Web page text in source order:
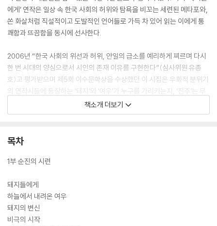
에게’ 연작은 일상 속 한국 사회의 허위와 탐욕을 비꼬는 세련된 메타포와,
쏜 화살처럼 직설적이고 도발적인 언어들로 가득 차 있어 읽는 이에게 통
쾌함과 뜨끔함을 동시에 선사한다.
2006년 “한국 사회의 위선과 허위, 안일의 급소를 예리하게 찌르며 다시
한 번 시대의 양심으로서 시인의 존재 이유를 구현한다”(심사위원 유종
호)고 평가받으며 제5회 이수문학상을 수상했던 이 시집은 우화적 분위기
의 연작시들에 등장하는 ‘돼지’와 ‘여우’가 누구를 가리키는지, ‘진주’는 무
엇을 가리키는지에 초점이 맞춰져 출간 당시 문단에 큰 논란을 불러일으키
기도 했다.
이번 개정판 ‘시인의 말’에서 그는 당시의 논란을 의식한 듯 작중 의도를 일
자에 대한 강자들의 횡포와 탐욕을 비판하고 싶었다고 밝히고 있다. 또한
위선적 지식인의 보편적인 모델이며, ‘〈돼지의 변신〉을 쓰기 전에 머릿속에
생각해둔 ‘아무개’가 있었으나, 시를 전개하며 나도 모르게 ‘그’를 넘어섰
다’고 당시의 소회를 털어놓고 있다.
책소개 더보기
목차
1부 순진의 시련
돼지들에게
하늘에서 내려온 여우
돼지의 변신
비극의 시작